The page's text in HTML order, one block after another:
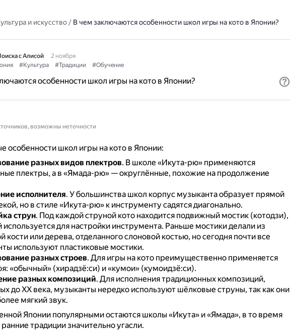
и искусство/ В чем заключаются особенности школ игры на кото в Японии?
с Алисой
2 ноября
#Культура #Традиции #Обучение
особенности школ игры на кото в Японии?
возможны неточности
особенности школ игры на кото в Японии:
разных видов плектров. В школе «Икута-рю» применяются
плектры, а в «Ямада-рю» — округлённые, похожие на продолжение
исполнителя. У большинства школ корпус музыканта образует прямой
но в стиле «Икута-рю» к инструменту садятся диагонально.
струн. Под каждой струной кото находится подвижный мостик (котодзи),
используется для настройки инструмента. Раньше мостики делали из
кости или дерева, отделанного слоновой костью, но сегодня почти все
используют пластиковые мостики.
разных строев. Для игры на кото преимущественно применяется
«обычный» (хирадзё:си) и «кумои» (кумоидзё:си).
разных композиций. Для исполнения традиционных композиций,
до XX века, музыканты нередко используют шёлковые струны, так как они
мягкий звук.
Японии популярными остаются школы «Икута» и «Ямада», в то время
ранние традиции значительно угасли.